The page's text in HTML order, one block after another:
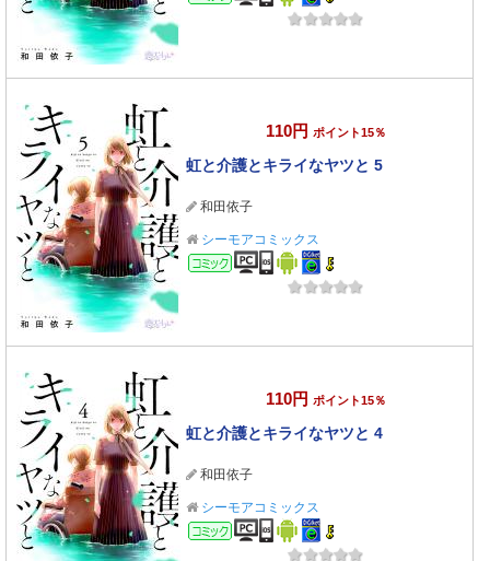
110円 ポイント15％
虹と介護とキライなヤツと 5
和田依子
シーモアコミックス
コミック
110円 ポイント15％
虹と介護とキライなヤツと 4
和田依子
シーモアコミックス
コミック